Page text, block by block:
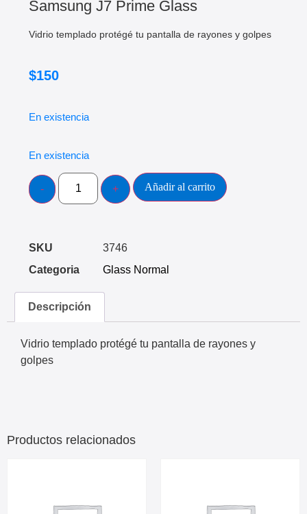
Samsung J7 Prime Glass
Vidrio templado protégé tu pantalla de rayones y golpes
$150
En existencia
En existencia
Añadir al carrito
SKU
3746
Categoria
Glass Normal
Descripción
Vidrio templado protégé tu pantalla de rayones y
golpes
Productos relacionados